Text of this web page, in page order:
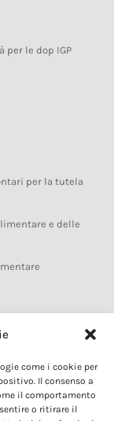
come i cookie per
Il consenso a
il comportamento
o ritirare il
le dop IGP
per la tutela
e delle